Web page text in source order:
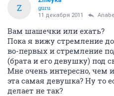
Z
guru
11 декабря 2011
Вам шашечки или ехать?
Пока я вижу стремление
во-первых и стремление
(брата и его девушку) под
Мне очень интересно, чем
эта самая девушка? Ну то
делает не так?